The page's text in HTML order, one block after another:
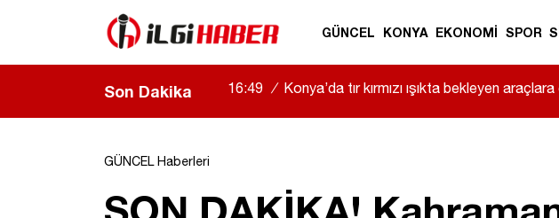
GÜNCEL KONYA EKONOMİ SPOR
Son Dakika 16:49 / Konya’da tır kırmızı ışıkta bekleyen
GÜNCEL Haberleri